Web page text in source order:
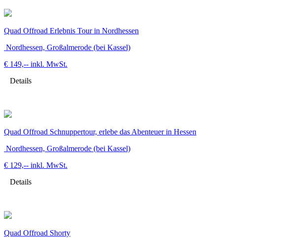
Quad Offroad Erlebnis Tour in Nordhessen
Nordhessen, Großalmerode (bei Kassel)
€ 149,-- inkl. MwSt.
Details
Quad Offroad Schnuppertour, erlebe das Abenteuer in Hessen
Nordhessen, Großalmerode (bei Kassel)
€ 129,-- inkl. MwSt.
Details
Quad Offroad Shorty